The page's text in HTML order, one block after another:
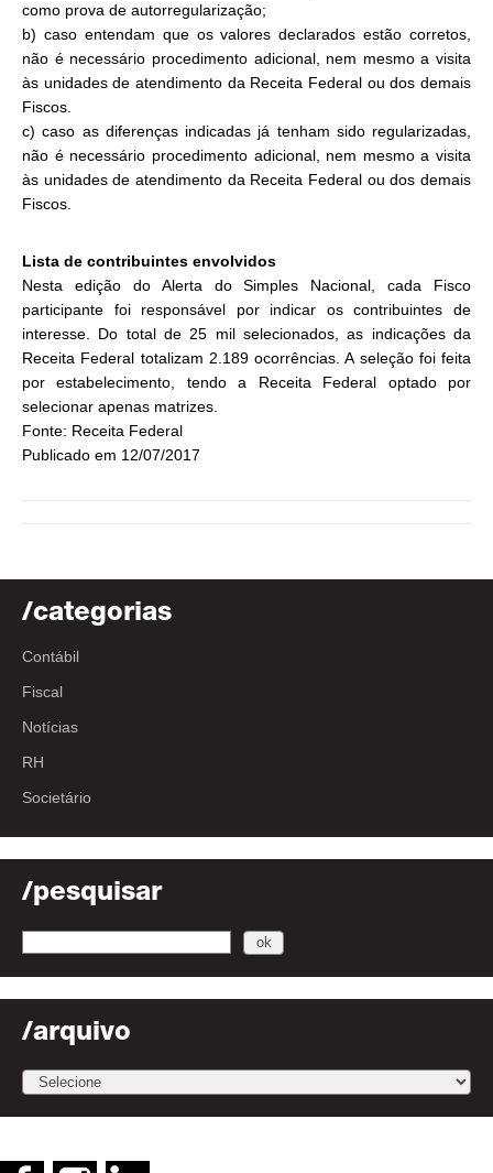
/categorias
Contábil
Fiscal
Notícias
RH
Societário
/pesquisar
/arquivo
como prova de autorregularização;
b) caso entendam que os valores declarados estão corretos,
não é necessário procedimento adicional, nem mesmo a visita
às unidades de atendimento da Receita Federal ou dos demais
Fiscos.
c) caso as diferenças indicadas já tenham sido regularizadas,
não é necessário procedimento adicional, nem mesmo a visita
às unidades de atendimento da Receita Federal ou dos demais
Fiscos.
Lista de contribuintes envolvidos
Nesta edição do Alerta do Simples Nacional, cada Fisco
participante foi responsável por indicar os contribuintes de
interesse. Do total de 25 mil selecionados, as indicações da
Receita Federal totalizam 2.189 ocorrências. A seleção foi feita
por estabelecimento, tendo a Receita Federal optado por
selecionar apenas matrizes.
Fonte: Receita Federal
Publicado em 12/07/2017